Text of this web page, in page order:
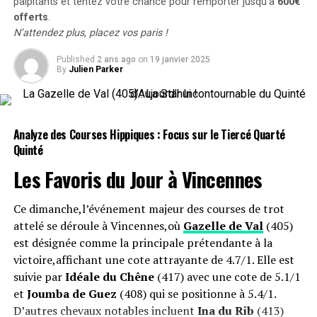
valeur auprès des parties prenantes pour les entreprises
de toutes tailles – afin d’établir de nouvelles normes en
matière de prise de décision transparente et axée sur les
données dans le domaine de la durabilité et de la
création de valeur. Pour en savoir plus, visitez
Le Centre de Recherche sur la Valeur a été
officiellement établi à l’Université Doshisha à Kyoto,
Japon, en novembre 2021 pour développer un système
de mesure, de suivi, d’évaluation et de reporting des
impacts de création et de destruction de valeur des
organisations sur divers groupes de parties prenantes.
Le résultat est le Modèle de Valeur, qui constitue la base
de ValuuCompass.
Contact :
remarquables, s’est classée fièrement à la quatrième
place. C’est sa troisième fois consécutive qu’elle termine
parmi les cinq premiers après avoir brillé en 2022 et
2023. Gazelle de Val a également réalisé une belle
remontée finale pour compléter le quinté gagnant.
pas à consulter notre site !
Offres Spéciales sur les Paris Hippiques
Profitez jusqu’à 600€ offerts pour vos paris sur les
courses hippiques!
offerts.
N’attendez plus, placez vos paris !
Published 2 ans ago on 19 janvier 2025
By Julien Parker
Analyze des Courses Hippiques : Focus sur le Tiercé Quarté
Quinté
Les Favoris du Jour àVincennes
Ce dimanche,l’événement majeur des courses de trot
attelé se déroule à Vincennes,où Gazelle de Val(405)
est désignée comme la principale prétendante à la
victoire,affichant une cote attrayante de 4.7/1. Elle est
suivie parIdéale du Chêne(417) avec une cote de 5.1/1
et Joumba de Guez (408) qui se positionne à 5.4/1.
D’autres chevaux notables incluent Ina du Rib (413)